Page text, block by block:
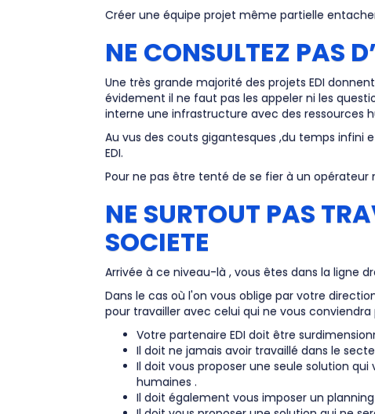
Créer une équipe projet même partielle
NE CONSULTEZ PAS
Une très grande majorité des projets EDI
évidement il ne faut pas les appeler ni les
interne une infrastructure avec des ressources
Au vus des couts gigantesques ,du temps infini
EDI.
Pour ne pas être tenté de se fier à un
NE SURTOUT PAS
SOCIETE
Arrivée à ce niveau-là , vous êtes dans la ligne
Dans le cas où l'on vous oblige par votre
pour travailler avec celui qui ne vous conviendra
Votre partenaire EDI doit être
Il doit ne jamais avoir travaillé dans le
Il doit vous proposer une seule solution
humaines .
Il doit également vous imposer un